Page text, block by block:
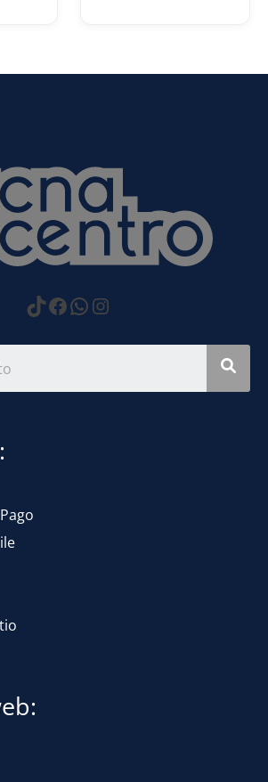
https://
Facebook
WhatsApp
Instagram